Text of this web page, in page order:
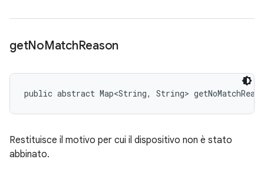
getNoMatchReason
public abstract Map<String, String>
Restituisce il motivo per cui il dispositivo non è stato
abbinato.